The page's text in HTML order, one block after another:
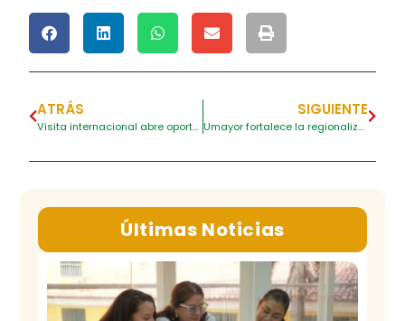
ATRÁS
Visita internacional abre oportunidades de cooperación para Umayor
SIGUIENTE
Umayor fortalece la regionalización con visita institucional a la zona insular
Últimas Noticias